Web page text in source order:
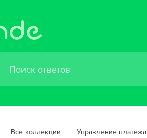
Все коллекции Управление